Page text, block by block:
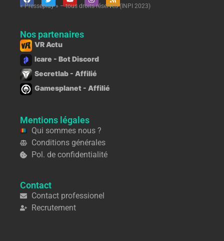
« Presseplay » – tous droits réservés (INPI 2023)
Nos partenaires
VR Actu
Icare - Bot Discord
Secretlab - Affilié
Gamesplanet - Affilié
Mentions légales
Qui sommes nous ?
Conditions générales
Pol. de confidentialité
Contact
Contact professionel
Recrutement